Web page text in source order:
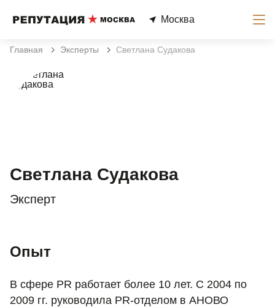
Москва
Главная Эксперты Светлана Судакова
Светлана Судакова
Эксперт
Опыт
В сфере PR работает более 10 лет. С 2004 по
2009 гг. руководила PR-отделом в АНОВО